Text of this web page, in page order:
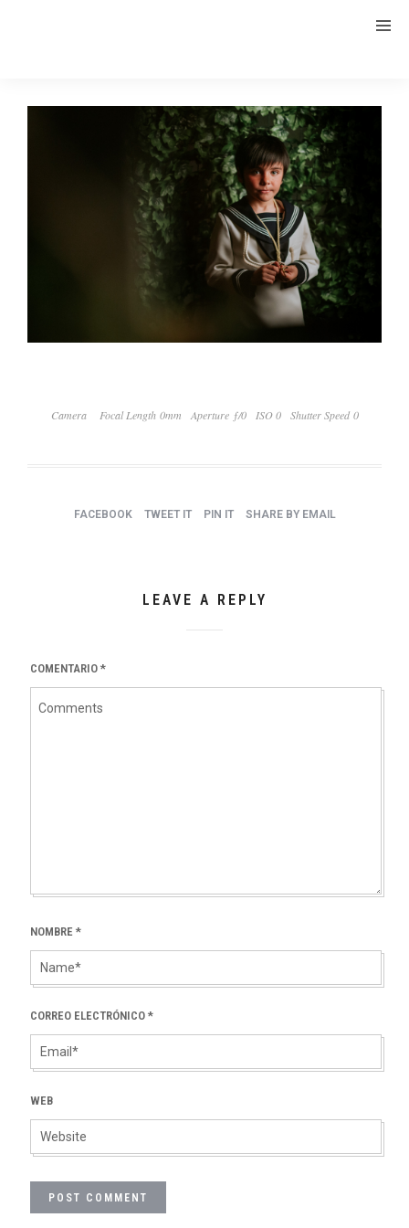
Camera Focal Length 0mm Aperture ƒ/0 ISO 0 Shutter Speed 0
FACEBOOK TWEET IT PIN IT SHARE BY EMAIL
LEAVE A REPLY
COMENTARIO *
NOMBRE *
CORREO ELECTRÓNICO *
WEB